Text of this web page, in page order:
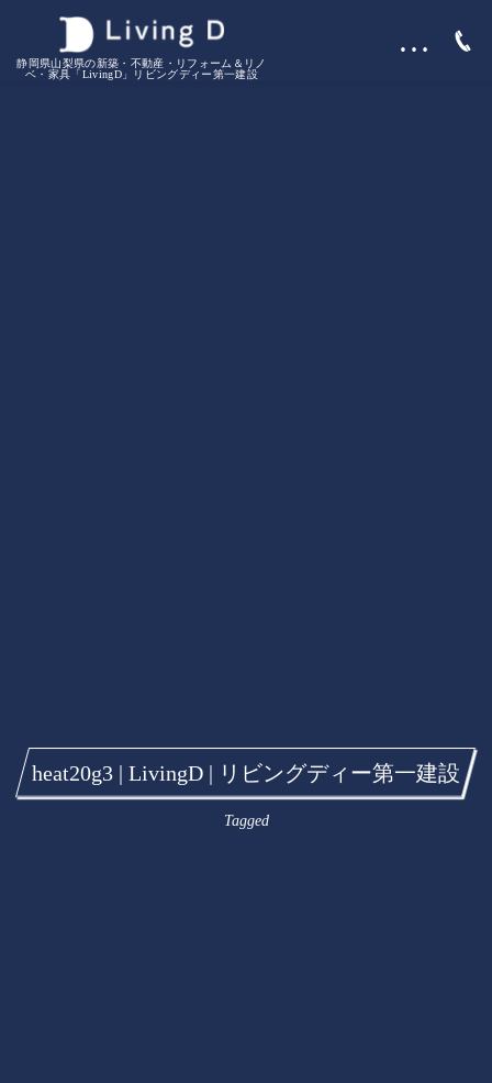
静岡県山梨県の新築・不動産・リフォーム＆リノ
ベ・家具「LivingD」リビングディー第一建設
…
heat20g3 | LivingD | リビングディー第一建設
Tagged